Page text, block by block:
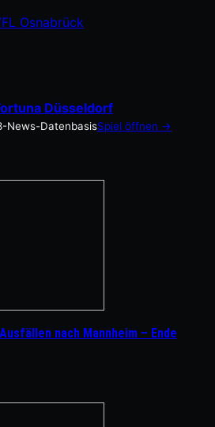
Osnabrück
Düsseldorf
News-DatenbasisSpiel öffnen →
nach Mannheim – Ende